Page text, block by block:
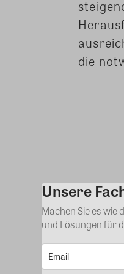
die
Unsere
Machen Sie es wie
und Lösungen für